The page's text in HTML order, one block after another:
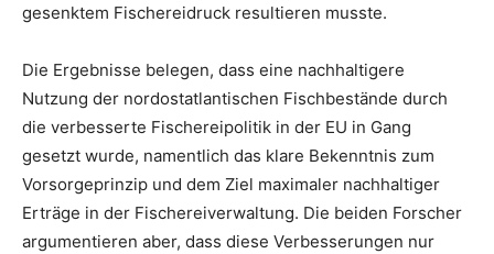
gesenktem Fischereidruck resultieren musste.
Die Ergebnisse belegen, dass eine nachhaltigere
Nutzung der nordostatlantischen Fischbestände durch
die verbesserte Fischereipolitik in der EU in Gang
gesetzt wurde, namentlich das klare Bekenntnis zum
Vorsorgeprinzip und dem Ziel maximaler nachhaltiger
Erträge in der Fischereiverwaltung. Die beiden Forscher
argumentieren aber, dass diese Verbesserungen nur